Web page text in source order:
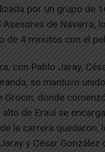
por un grupo de
de Navarra,
de 4 minutos con el
con Pablo Jaray,
se mantuvo
Grocin, donde
alto de Eraul se
la carrera
y César